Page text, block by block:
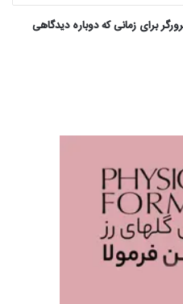
برای زمانی که دوباره دیدگاهی